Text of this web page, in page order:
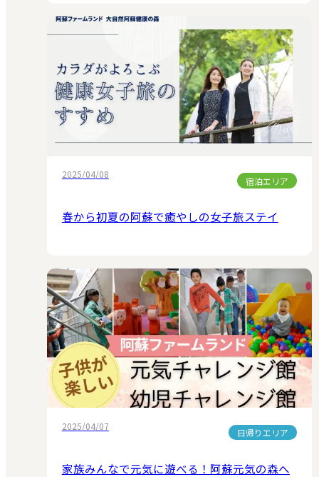
2025/04/08
宿泊エリア
春から初夏の阿蘇で癒やしの女子旅ステイ
2025/04/07
日帰りエリア
家族みんなで元気に遊べる！阿蘇元気の森へ